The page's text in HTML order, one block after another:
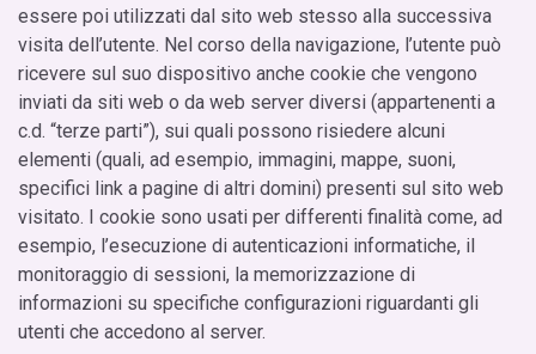
essere poi utilizzati dal sito web stesso alla successiva
visita dell’utente. Nel corso della navigazione, l’utente può
ricevere sul suo dispositivo anche cookie che vengono
inviati da siti web o da web server diversi (appartenenti a
c.d. “terze parti”), sui quali possono risiedere alcuni
elementi (quali, ad esempio, immagini, mappe, suoni,
specifici link a pagine di altri domini) presenti sul sito web
visitato. I cookie sono usati per differenti finalità come, ad
esempio, l’esecuzione di autenticazioni informatiche, il
monitoraggio di sessioni, la memorizzazione di
informazioni su specifiche configurazioni riguardanti gli
utenti che accedono al server.